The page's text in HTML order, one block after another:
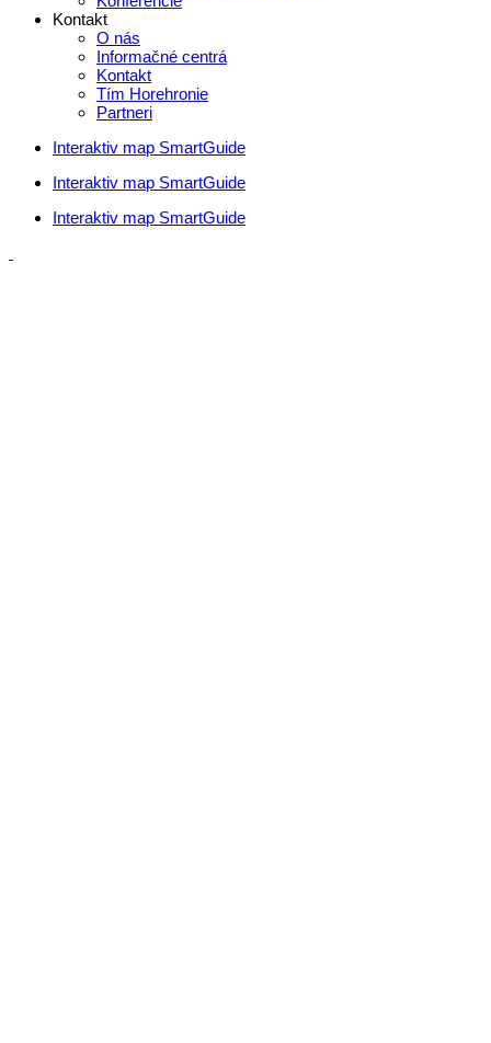
Kontakt
O nás
Informačné centrá
Kontakt
Tím Horehronie
Partneri
Interaktiv map SmartGuide
Interaktiv map SmartGuide
Interaktiv map SmartGuide